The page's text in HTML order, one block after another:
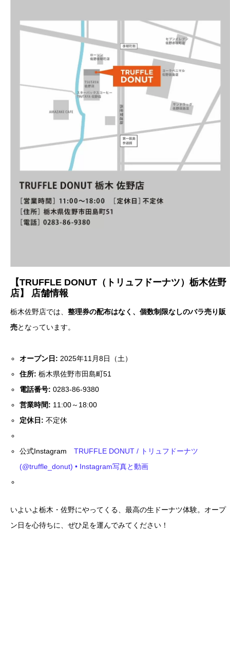
【TRUFFLE DONUT（トリュフドーナツ）栃木佐野
店】 店舗情報
栃木佐野店では、 整理券の配布はなく、個数制限なしのバラ売り販
売となっています。
オープン日: 2025年11月8日（土）
住所: 栃木県佐野市田島町51
電話番号: 0283-86-9380
営業時間: 11:00～18:00
定休日: 不定休
公式InstagramTRUFFLE DONUT / トリュフドーナツ
(@truffle_donut) • Instagram写真と動画
いよいよ栃木・佐野にやってくる、最高の生ドーナツ体験。オープ
ン日を心待ちに、ぜひ足を運んでみてください！